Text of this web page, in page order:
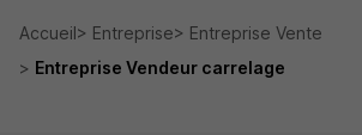
Accueil Entreprise
Entreprise Vente
Entreprise Vendeur carrelage